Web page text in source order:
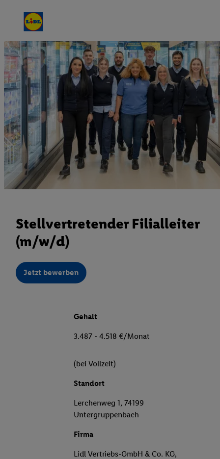
Stellvertretender Filialleiter
(m/w/d)
Jetzt bewerben
Gehalt
3.487 - 4.518 €/Monat
(bei Vollzeit)
Standort
Lerchenweg 1, 74199
Untergruppenbach
Firma
Lidl Vertriebs-GmbH & Co. KG,